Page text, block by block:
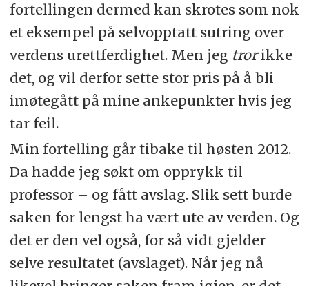
fortellingen dermed kan skrotes som nok
et eksempel på selvopptatt sutring over
verdens urettferdighet. Men jeg trorikke
det, og vil derfor sette stor pris på å bli
imøtegått på mine ankepunkter hvis jeg
tar feil.
Min fortelling går tibake til høsten 2012.
Da hadde jeg søkt om opprykk til
professor – og fått avslag. Slik sett burde
saken for lengst ha vært ute av verden. Og
det er den vel også, for så vidt gjelder
selve resultatet (avslaget). Når jeg nå